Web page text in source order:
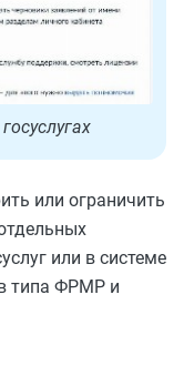
или ограничить
или в системе
типа ФРМР и